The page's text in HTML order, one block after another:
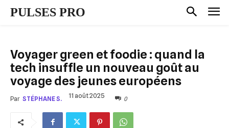
PULSES PRO
Voyager green et foodie : quand la
tech insuffle un nouveau goût au
voyage des jeunes européens
Par STÉPHANE S. 11 août 2025 0